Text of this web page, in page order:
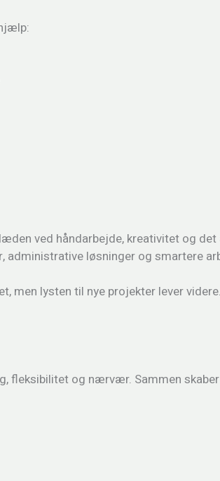
ved håndarbejde, kreativitet og
løsninger og smartere
men lysten til nye projekter lever
fleksibilitet og nærvær. Sammen